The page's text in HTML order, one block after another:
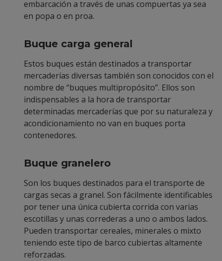
embarcación a través de unas compuertas ya sea
en popa o en proa.
Buque carga general
Estos buques están destinados a transportar
mercaderías diversas también son conocidos con el
nombre de “buques multipropósito”. Ellos son
indispensables a la hora de transportar
determinadas mercaderías que por su naturaleza y
acondicionamiento no van en buques porta
contenedores.
Buque granelero
Son los buques destinados para el transporte de
cargas secas a granel. Son fácilmente identificables
por tener una única cubierta corrida con varias
escotillas y unas correderas a uno o ambos lados.
Pueden transportar cereales, minerales o mixto
teniendo este tipo de barco cubiertas altamente
reforzadas.